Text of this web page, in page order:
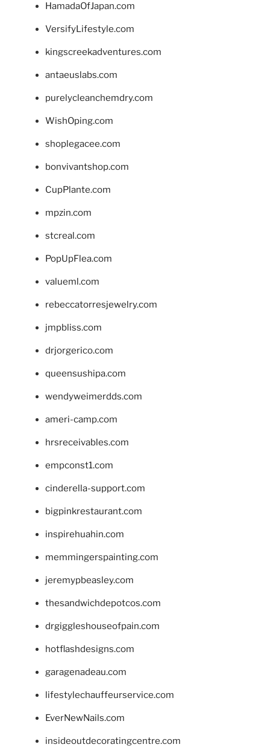
HamadaOfJapan.com
VersifyLifestyle.com
kingscreekadventures.com
antaeuslabs.com
purelycleanchemdry.com
WishOping.com
shoplegacee.com
bonvivantshop.com
CupPlante.com
mpzin.com
stcreal.com
PopUpFlea.com
valueml.com
rebeccatorresjewelry.com
jmpbliss.com
drjorgerico.com
queensushipa.com
wendyweimerdds.com
ameri-camp.com
hrsreceivables.com
empconst1.com
cinderella-support.com
bigpinkrestaurant.com
inspirehuahin.com
memmingerspainting.com
jeremypbeasley.com
thesandwichdepotcos.com
drgiggleshouseofpain.com
hotflashdesigns.com
garagenadeau.com
lifestylechauffeurservice.com
EverNewNails.com
insideoutdecoratingcentre.com